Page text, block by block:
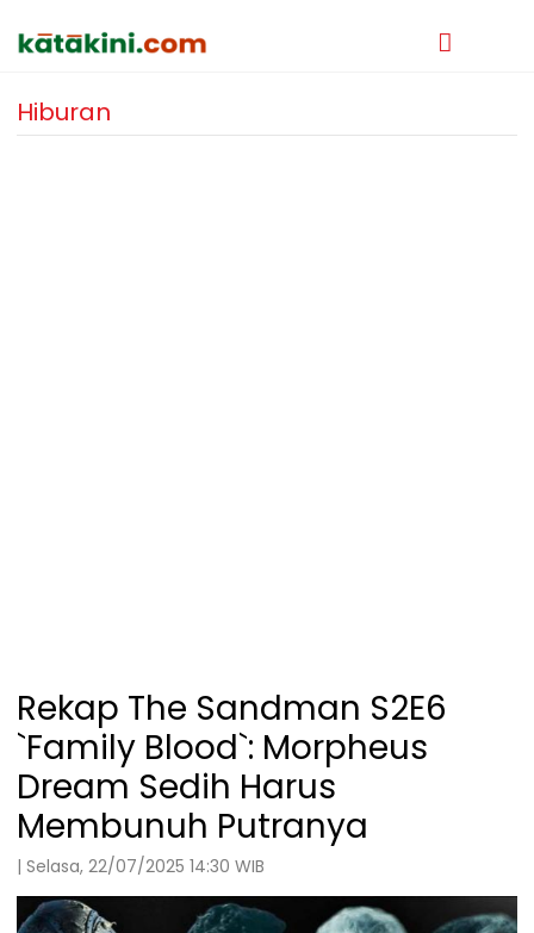
Hiburan
Rekap The Sandman S2E6
`Family Blood`: Morpheus
Dream Sedih Harus
Membunuh Putranya
| Selasa, 22/07/2025 14:30 WIB